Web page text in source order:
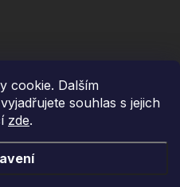
cookie. Dalším
souhlas s jejich
zde.